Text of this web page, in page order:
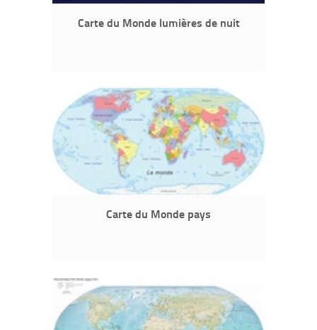
Carte du Monde lumières de nuit
Carte du Monde pays